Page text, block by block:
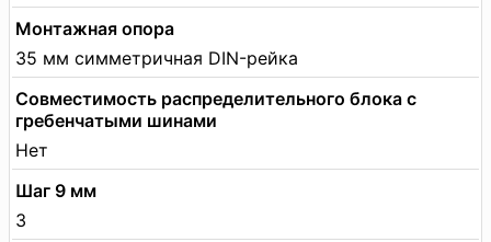
Монтажная опора
35 мм симметричная DIN-рейка
Совместимость распределительного блока с
гребенчатыми шинами
Нет
Шаг 9 мм
3